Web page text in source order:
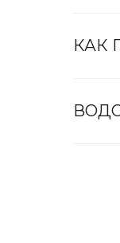
КАК